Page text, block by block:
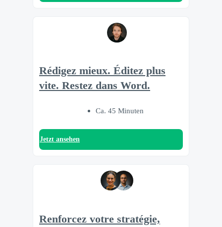
Rédigez mieux. Éditez plus
vite. Restez dans Word.
Ca. 45 Minuten
Jetzt ansehen
Renforcez votre stratégie,